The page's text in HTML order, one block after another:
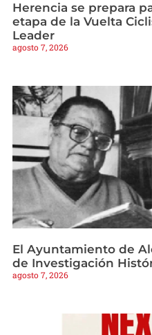
Herencia se prepara
etapa de la Vuelta
Leader
agosto 7, 2026
El Ayuntamiento de
de Investigación
agosto 7, 2026